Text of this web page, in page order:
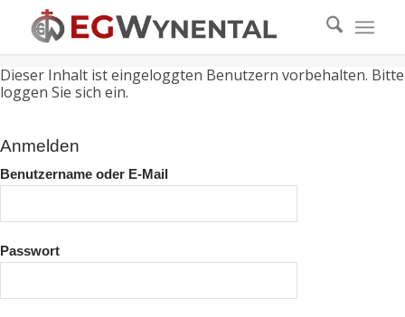
Dieser Inhalt ist eingeloggten Benutzern vorbehalten. Bitte
loggen Sie sich ein.
Anmelden
Benutzername oder E-Mail
Passwort